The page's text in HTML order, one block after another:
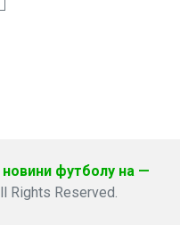
новини футболу на —
Rights Reserved.